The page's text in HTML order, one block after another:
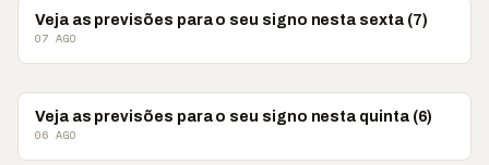
ASTROLOGIA
Veja as previsões para o seu signo nesta sexta (7)
07 AGO
ASTROLOGIA
Veja as previsões para o seu signo nesta quinta (6)
06 AGO